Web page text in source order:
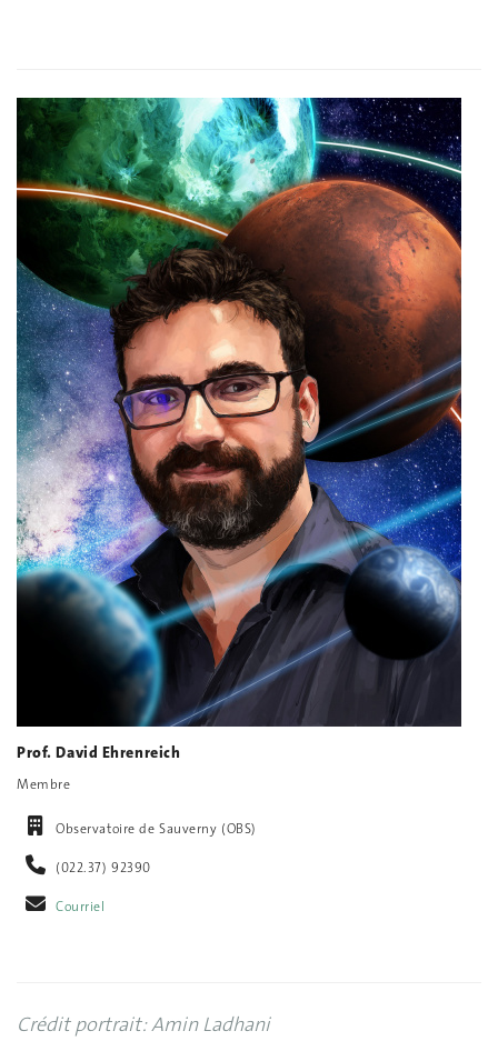
Prof. David Ehrenreich
Membre
Observatoire de Sauverny (OBS)
(022.37) 92390
Courriel
Crédit portrait: Amin Ladhani